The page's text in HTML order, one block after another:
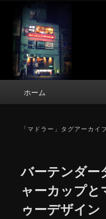
ン
ツ
東京 タトゥ
Bunny
トゥー画像
タトゥーデザイン・画像
ホーム
「マドラー 」タグアーカイ
バーテンダ
ャーカップと
ゥーデザイン